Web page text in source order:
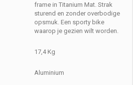
frame in Titanium Mat. Strak
sturend en zonder overbodige
opsmuk. Een sporty bike
waarop je gezien wilt worden.
17,4 Kg
Aluminium